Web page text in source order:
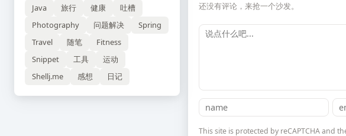
Java
旅行 健康
吐槽
Photography
问题解决
Spring
Travel
随笔
Fitness
Snippet
工具
运动
Shellj.me
感想 日记
还没有评论，来抢一个沙发。
This site is protected by reCAPTCHA and